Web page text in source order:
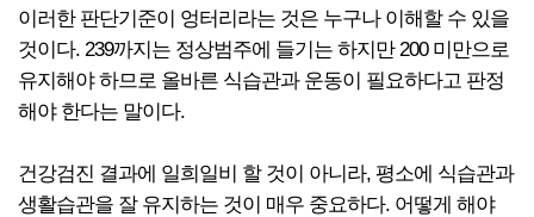
이러한 판단기준이 엉터리라는 것은 누구나 이해할 수 있을
것이다. 239까지는 정상범주에 들기는 하지만 200 미만으로
유지해야 하므로 올바른 식습관과 운동이 필요하다고 판정
해야 한다는 말이다.
건강검진 결과에 일희일비 할 것이 아니라, 평소에 식습관과
생활습관을 잘 유지하는 것이 매우 중요하다. 어떻게 해야